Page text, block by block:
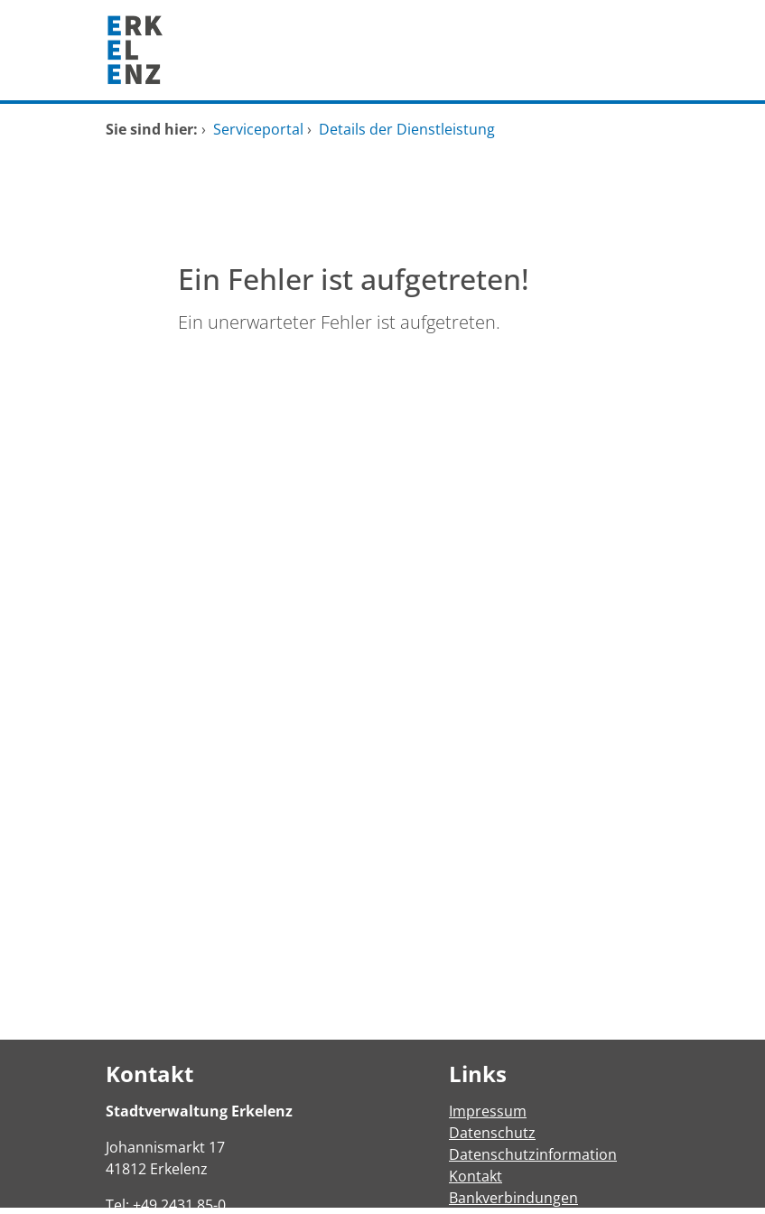
Zum Hauptinhalt springen
Startseite
Sie sind hier: › Serviceportal › Details der Dienstleistung
Ein Fehler ist aufgetreten!
Ein unerwarteter Fehler ist aufgetreten.
Kontakt
Stadtverwaltung Erkelenz
Johannismarkt 17
41812 Erkelenz
Tel:+49 2431 85-0
Links
Impressum
Datenschutz
Datenschutzinformation
Kontakt
Bankverbindungen